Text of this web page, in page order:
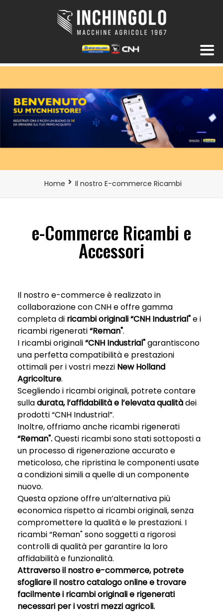
Home Il nostro E-commerce Ricambi
e-Commerce Ricambi e
Accessori
Il nostro e-commerce è realizzato in
collaborazione con CNH e offre gamma
completa di ricambi originali “CNH Industrial"e i
ricambi rigenerati“Reman".
I ricambi originali“CNH Industrial"garantiscono
una perfetta compatibilità e prestazioni
ottimali per i vostri mezzi New Holland
Agricolture.
Scegliendo i ricambi originali, potrete contare
sulladurata, l’affidabilità e l’elevata qualitàdei
prodotti “CNH Industrial”.
Inoltre, offriamo anche ricambi rigenerati
“Reman".Questi ricambi sono stati sottoposti a
un processo di rigenerazione accurato e
meticoloso, che ripristina le componenti usate
a condizioni simili a quelle di un componente
nuovo.
Questa opzione offre un’alternativa più
economica rispetto ai ricambi originali, senza
compromettere la qualità e le prestazioni. I
ricambi “Reman" sono soggetti a rigorosi
controlli di qualità per garantire la loro
affidabilità e funzionalità.
Attraverso il nostro e-commerce, potrete
sfogliare il nostro catalogo online e trovare
facilmente i ricambi originali e rigenerati
necessari per i vostri mezzi agricoli.